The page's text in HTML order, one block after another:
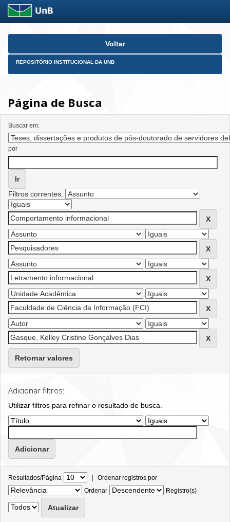
Skip
Voltar
REPOSITÓRIO INSTITUCIONAL DA UNB
Página de Busca
Buscar em:
por
Filtros correntes:
Retornar valores
Adicionar filtros:
Utilizar filtros para refinar o resultado de busca.
Resultados/Página | Ordenar registros por
Ordenar
Registro(s)